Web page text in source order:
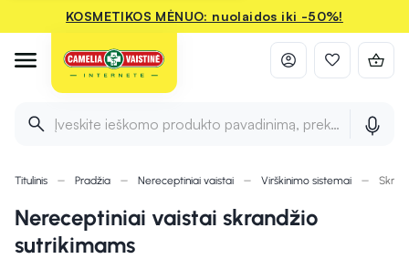
KOSMETIKOS MĖNUO: nuolaidos iki -50%!
Įveskite ieškomo produkto pavadinimą, prekės ženklą ir
Titulinis Pradžia Nereceptiniai vaistai Virškinimo sistemai
Nereceptiniai vaistai skrandžio
sutrikimams